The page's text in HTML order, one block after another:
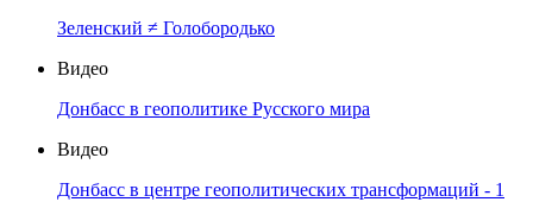
Зеленский ≠ Голобородько
Видео
Донбасс в геополитике Русского мира
Видео
Донбасс в центре геополитических трансформаций - 1